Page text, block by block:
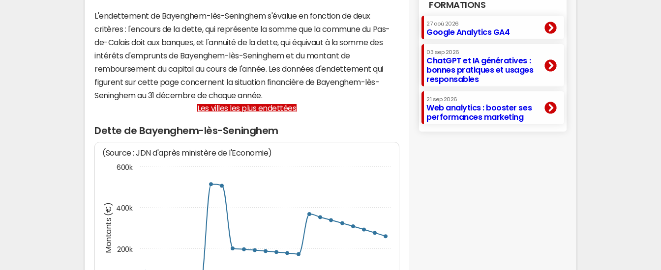
L'endettement de Bayenghem-lès-Seninghem s'évalue en fonction de deux
critères : l'encours de la dette, qui représente la somme que la commune du Pas-
de-Calais doit aux banques, et l'annuité de la dette, qui équivaut à la somme des
intérêts d'emprunts de Bayenghem-lès-Seninghem et du montant de
remboursement du capital au cours de l'année. Les données d'endettement qui
figurent sur cette page concernent la situation financière de Bayenghem-lès-
Seninghem au 31 décembre de chaque année.
Les villes les plus endettées
Dette de Bayenghem-lès-Seninghem
Montants (€)
(Source : JDN d'après ministère de l'Economie)
200k
400k
600k
FORMATIONS
27 aoû 2026
Google Analytics GA4
03 sep 2026
ChatGPT et IA génératives :
bonnes pratiques et usages
responsables
21 sep 2026
Web analytics : booster ses
performances marketing